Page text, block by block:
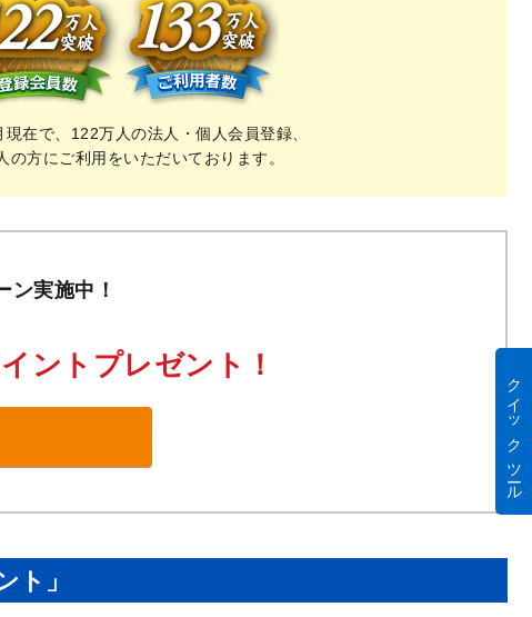
在で、122万人の法人・個人会員登録、
の方にご利用をいただいております。
実施中！
ントプレゼント！
ト」
クイック ツール